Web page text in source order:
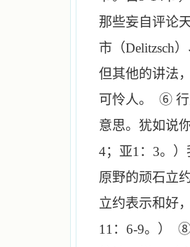
那些妄自评论
市（Delitzsch
但其他的讲法
可怜人。 ⑥ 行
意思。犹如说
4；亚1 ： 3。
原野的顽石立
立约表示和好
11 ： 6-9。） ⑧